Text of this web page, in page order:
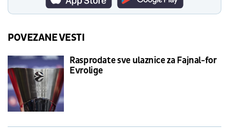
POVEZANE VESTI
Rasprodate sve ulaznice za Fajnal-for
Evrolige